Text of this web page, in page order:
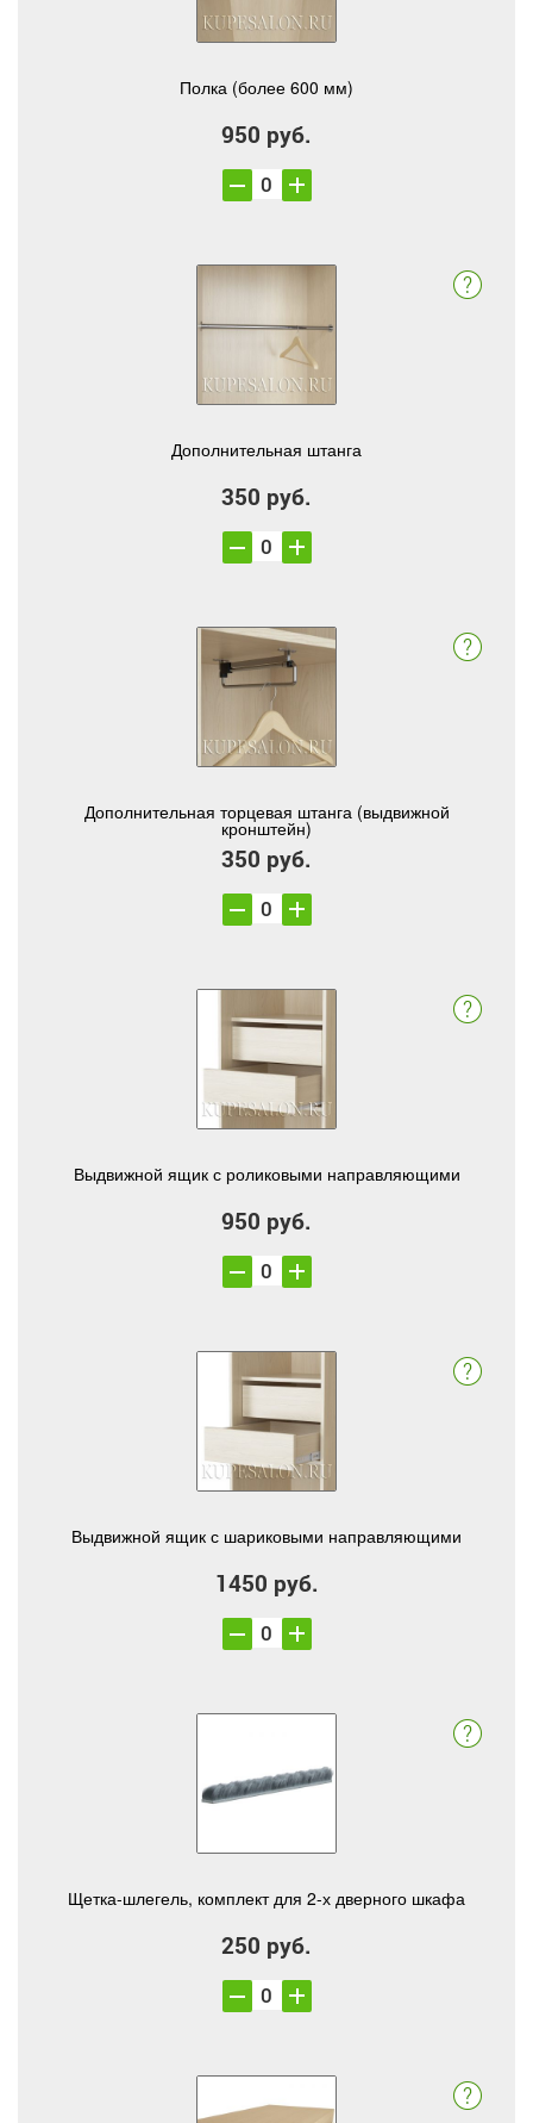
Полка (более 600 мм)
950 руб.
Дополнительная штанга
350 руб.
Дополнительная торцевая штанга (выдвижной
кронштейн)
350 руб.
Выдвижной ящик с роликовыми направляющими
950 руб.
Выдвижной ящик с шариковыми направляющими
1450 руб.
Щетка-шлегель, комплект для 2-х дверного шкафа
250 руб.